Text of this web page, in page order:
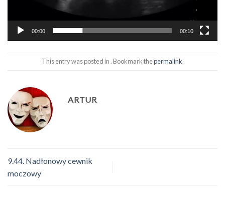
00:00 00:10
This entry was posted in . Bookmark thepermalink.
ARTUR
9.44. Nadłonowy cewnik
moczowy